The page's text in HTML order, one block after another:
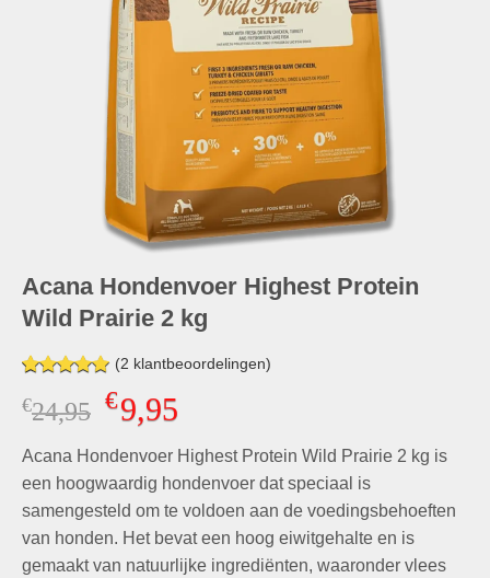
Acana Hondenvoer Highest Protein
Wild Prairie 2 kg
Gewaardeerd
5.00op 5
gebaseerd
waarderingen
(2 klantbeoordelingen)
€24,95 Oorspronkelijke
prijs
was:
€24,95.
€9,95Huidige
is:
€9,95.
Acana Hondenvoer Highest Protein Wild Prairie 2 kg is
een hoogwaardig hondenvoer dat speciaal is
samengesteld om te voldoen aan de voedingsbehoeften
van honden. Het bevat een hoog eiwitgehalte en is
gemaakt van natuurlijke ingrediënten, waaronder vlees